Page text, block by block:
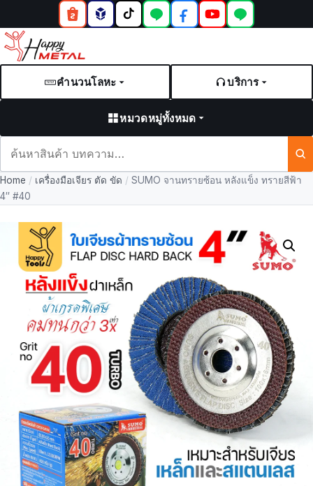
คำนวนโลหะ บริการ
หมวดหมู่ทั้งหมด
และ
บทความ
Home / เครื่องมือเจียร ตัด ขัด / SUMO จานทรายซ้อน หลังแข็ง ทรายสีฟ้า
4″ #40